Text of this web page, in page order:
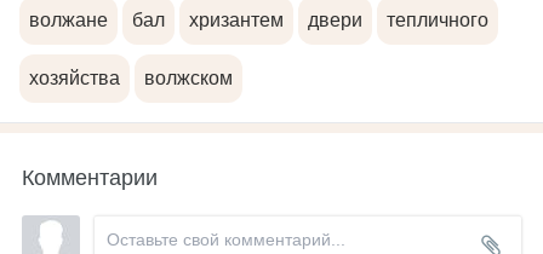
волжане бал хризантем двери тепличного
хозяйства волжском
Комментарии